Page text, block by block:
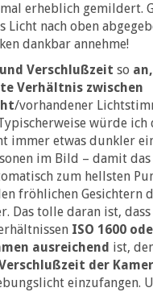
erheblich gemildert.
Licht nach oben
dankbar annehme!
und Verschlußzeitso
Verhältnis zwischen
/vorhandener
würde ich
immer etwas dunkler
im Bild – damit das
zum hellsten
fröhlichen Gesichtern
Das tolle daran ist,
ISO 1600
ausreichend ist,
der
einzufangen.